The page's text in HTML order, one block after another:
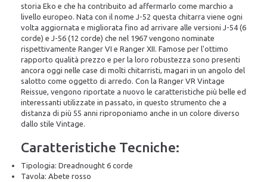
storia Eko e che ha contribuito ad affermarlo come marchio a
livello europeo. Nata con il nome J-52 questa chitarra viene ogni
volta aggiornata e migliorata fino ad arrivare alle versioni J-54 (6
corde) e J-56 (12 corde) che nel 1967 vengono nominate
rispettivamente Ranger VI e Ranger XII. Famose per l'ottimo
rapporto qualità prezzo e per la loro robustezza sono presenti
ancora oggi nelle case di molti chitarristi, magari in un angolo del
salotto come oggetto di arredo. Con la Ranger VR Vintage
Reissue, vengono riportate a nuovo le caratteristiche più belle ed
interessanti utilizzate in passato, in questo strumento che a
distanza di più 55 anni riproponiamo anche in un colore diverso
dallo stile Vintage.
Caratteristiche Tecniche:
Tipologia: Dreadnought 6 corde
Tavola: Abete rosso